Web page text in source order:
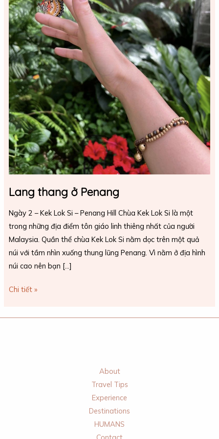
Lang thang ở Penang
Ngày 2 – Kek Lok Si – Penang Hill Chùa Kek Lok Si là một
trong những địa điểm tôn giáo linh thiêng nhất của người
Malaysia. Quần thể chùa Kek Lok Si nằm dọc trên một quả
núi với tầm nhìn xuống thung lũng Penang. Vì nằm ở địa hình
núi cao nên bạn […]
Chi tiết »
About
Travel Tips
Experience
Destinations
HUMANS